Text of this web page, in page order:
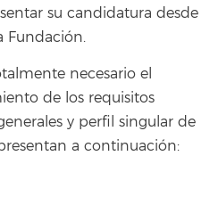
su candidatura desde
Fundación.
necesario el
de los requisitos
y perfil singular de
a continuación: